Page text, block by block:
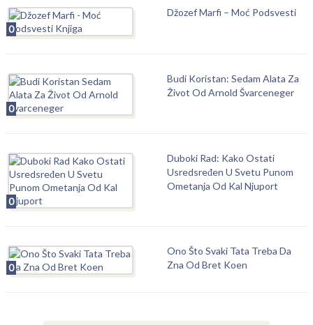
0
Džozef Marfi – Moć Podsvesti
0
Budi Koristan: Sedam Alata Za
Život Od Arnold Švarceneger
0
Duboki Rad: Kako Ostati
Usredsređen U Svetu Punom
Ometanja Od Kal Njuport
0
Ono Što Svaki Tata Treba Da
Zna Od Bret Koen